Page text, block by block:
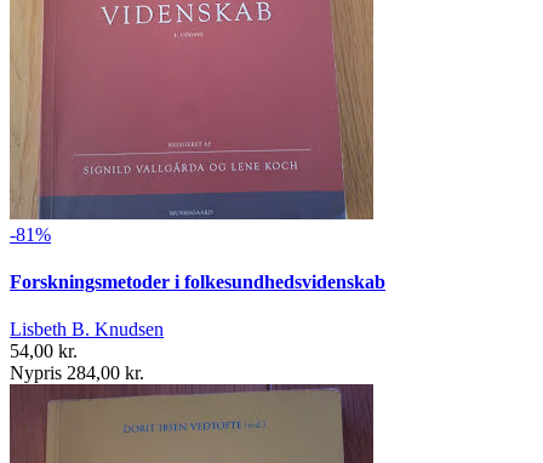
-81%
Forskningsmetoder i folkesundhedsvidenskab
Lisbeth B. Knudsen
54,00 kr.
Nypris 284,00 kr.